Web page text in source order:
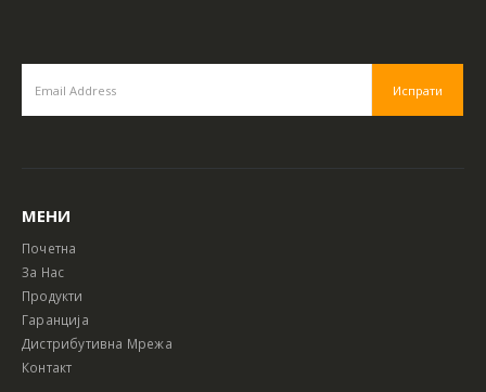
МЕНИ
Почетна
За Нас
Продукти
Гаранција
Дистрибутивна Мрежа
Контакт